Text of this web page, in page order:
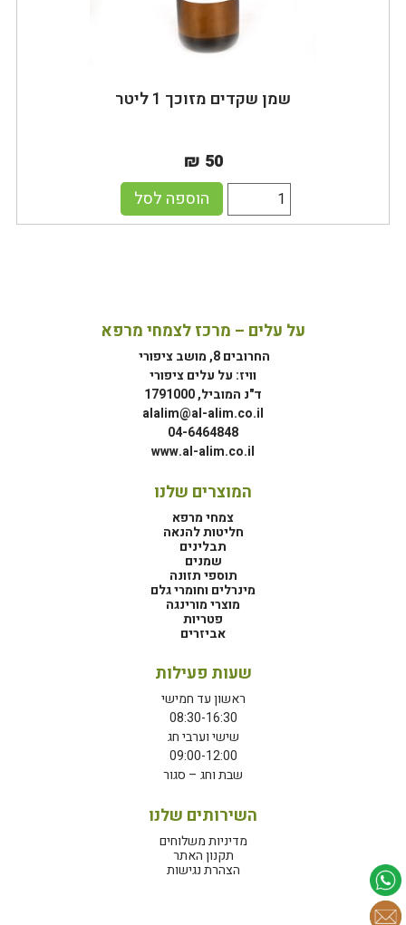
שמן שקדים מזוכך 1 ליטר
₪ 50
הוספה לסל
על עלים – מרכז לצמחי מרפא
החרובים 8, מושב ציפורי
וויז: על עלים ציפורי
ד"נ המוביל, 1791000
alalim@al-alim.co.il
04-6464848
www.al-alim.co.il
המוצרים שלנו
צמחי מרפא
חליטות להנאה
תבלינים
שמנים
תוספי תזונה
מינרלים וחומרי גלם
מוצרי מורינגה
פטריות
אביזרים
שעות פעילות
ראשון עד חמישי
08:30-16:30
שישי וערבי חג
09:00-12:00
שבת וחג – סגור
השירותים שלנו
מדיניות משלוחים
תקנון האתר
הצהרת נגישות